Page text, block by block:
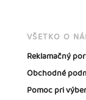
VŠETKO O
Reklamačný
Obchodné
Pomoc pri